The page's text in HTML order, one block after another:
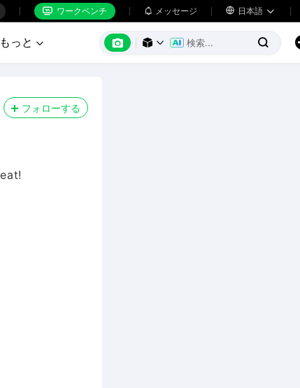
 ワークベンチ  メッセージ  日本語 
もっと     
フォローする